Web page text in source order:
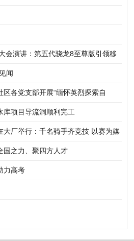
会演讲：第五代骁龙8至尊版引领移
阶段
闻
各党支部开展“缅怀英烈探索自
库项目导流洞顺利完工
大厂举行：千名骑手齐竞技 以赛为媒
国之力、聚四方人才
力高考